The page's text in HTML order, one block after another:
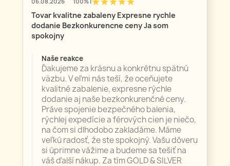
starstarstarstarstar
Tovar kvalitne zabaleny Expresne rychle
dodanie Bezkonkurencne ceny Ja som
spokojny
Naše reakce
Ďakujeme za krásnu a konkrétnu spätnú
väzbu. V eľmi nás teší, že oceňujete
kvalitné zabalenie, expresne rýchle
dodanie aj naše bezkonkurenčné ceny.
Práve spojenie bezpečného balenia,
rýchlej expedície a férových cien je niečo,
na čom si dlhodobo zakladáme. Máme
veľkú radosť, že ste spokojný. Vašu dôveru
si úprimne vážime a budeme sa tešiť na
váš ďalší nákup. Za tím GOLD & SILVER